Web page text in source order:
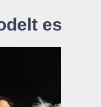
es